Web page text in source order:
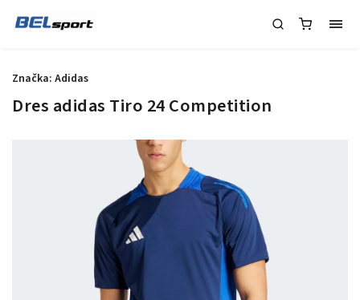
Dres adidas Tiro 24 Competition
Značka: Adidas